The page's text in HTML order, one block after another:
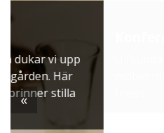
Ulfsunda Slott bjuder in till
möten möter magi, och
finess.
«